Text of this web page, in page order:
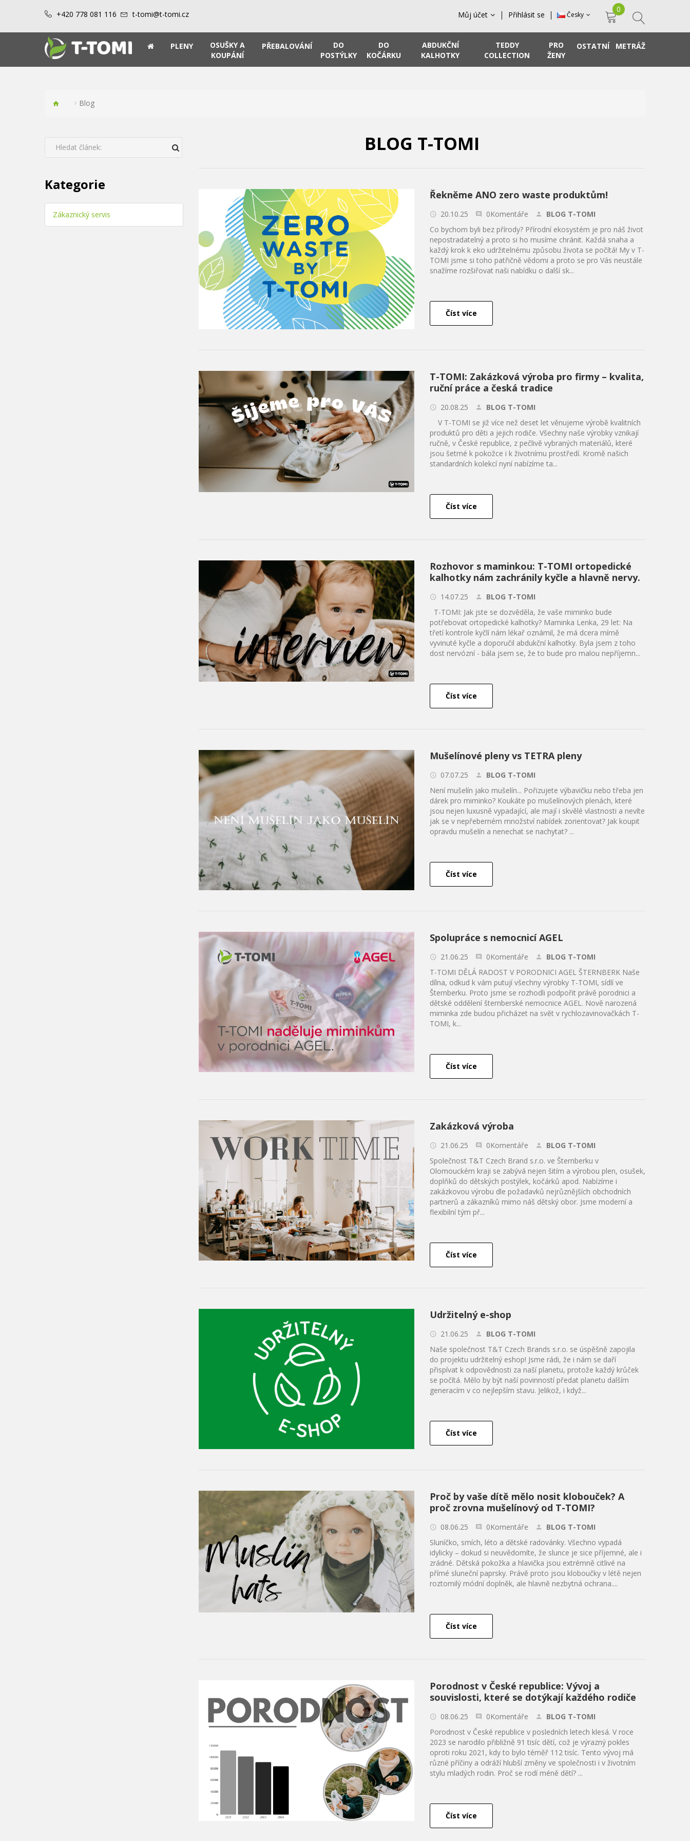
+420 778 081 116 t-tomi@t-tomi.cz Můj účet Přihlásit se Česky
0
PLENY
OSUŠKY A
KOUPÁNÍ
PŘEBALOVÁNÍ
DO
POSTÝLKY
DO
KOČÁRKU
ABDUKČNÍ
KALHOTKY
TEDDY
COLLECTION
PRO
ŽENY
OSTATNÍ METRÁŽ
Blog
Kategorie
Zákaznický servis
BLOG T-TOMI
Řekněme ANO zero waste produktům!
20.10.25 0Komentáře
BLOG T-TOMI
Co bychom byli bez přírody? Přírodní ekosystém je pro náš život
nepostradatelný a proto si ho musíme chránit. Každá snaha a
každý krok k eko udržitelnému způsobu života se počítá! My v T-
TOMI jsme si toho patřičně vědomi a proto se pro Vás neustále
snažíme rozšiřovat naši nabídku o další sk...
Číst více
T-TOMI: Zakázková výroba pro firmy – kvalita,
ruční práce a česká tradice
20.08.25
BLOG T-TOMI
V T-TOMI se již více než deset let věnujeme výrobě kvalitních
produktů pro děti a jejich rodiče. Všechny naše výrobky vznikají
ručně, v České republice, z pečlivě vybraných materiálů, které
jsou šetrné k pokožce i k životnímu prostředí. Kromě našich
standardních kolekcí nyní nabízíme ta...
Číst více
Rozhovor s maminkou: T-TOMI ortopedické
kalhotky nám zachránily kyčle a hlavně nervy.
14.07.25
BLOG T-TOMI
T-TOMI: Jak jste se dozvěděla, že vaše miminko bude
potřebovat ortopedické kalhotky? Maminka Lenka, 29 let: Na
třetí kontrole kyčlí nám lékař oznámil, že má dcera mírně
vyvinuté kyčle a doporučil abdukční kalhotky. Byla jsem z toho
dost nervózní - bála jsem se, že to bude pro malou nepříjemn...
Číst více
Mušelínové pleny vs TETRA pleny
07.07.25
BLOG T-TOMI
Není mušelín jako mušelín... Pořizujete výbavičku nebo třeba jen
dárek pro miminko? Koukáte po mušelínových plenách, které
jsou nejen luxusně vypadající, ale mají i skvělé vlastnosti a nevíte
jak se v nepřeberném množství nabídek zorientovat? Jak koupit
opravdu mušelín a nenechat se nachytat? ...
Číst více
Spolupráce s nemocnicí AGEL
21.06.25 0Komentáře
BLOG T-TOMI
T-TOMI DĚLÁ RADOST V PORODNICI AGEL ŠTERNBERK Naše
dílna, odkud k vám putují všechny výrobky T-TOMI, sídlí ve
Šternberku. Proto jsme se rozhodli podpořit právě porodnici a
dětské oddělení šternberské nemocnice AGEL. Nově narozená
miminka zde budou přicházet na svět v rychlozavinovačkách T-
TOMI, k...
Číst více
Zakázková výroba
21.06.25 0Komentáře
BLOG T-TOMI
Společnost T&T Czech Brand s.r.o. ve Šternberku v
Olomouckém kraji se zabývá nejen šitím a výrobou plen, osušek,
doplňků do dětských postýlek, kočárků apod. Nabízíme i
zakázkovou výrobu dle požadavků nejrůznějších obchodních
partnerů a zákazníků mimo náš dětský obor. Jsme moderní a
flexibilní tým př...
Číst více
Udržitelný e-shop
21.06.25
BLOG T-TOMI
Naše společnost T&T Czech Brands s.r.o. se úspěšně zapojila
do projektu udržitelný eshop! Jsme rádi, že i nám se daří
přispívat k odpovědnosti za naší planetu, protože každý krůček
se počítá. Mělo by být naší povinností předat planetu dalším
generacím v co nejlepším stavu. Jelikož, i když...
Číst více
Proč by vaše dítě mělo nosit klobouček? A
proč zrovna mušelínový od T-TOMI?
08.06.25 0Komentáře
BLOG T-TOMI
Sluníčko, smích, léto a dětské radovánky. Všechno vypadá
idylicky – dokud si neuvědomíte, že slunce je sice příjemné, ale i
zrádné. Dětská pokožka a hlavička jsou extrémně citlivé na
přímé sluneční paprsky. Právě proto jsou kloboučky v létě nejen
roztomilý módní doplněk, ale hlavně nezbytná ochrana....
Číst více
Porodnost v České republice: Vývoj a
souvislosti, které se dotýkají každého rodiče
08.06.25 0Komentáře
BLOG T-TOMI
Porodnost v České republice v posledních letech klesá. V roce
2023 se narodilo přibližně 91 tisíc dětí, což je výrazný pokles
oproti roku 2021, kdy to bylo téměř 112 tisíc. Tento vývoj má
různé příčiny a odráží hlubší změny ve společnosti i v životním
stylu mladých rodin. Proč se rodí méně dětí? ...
Číst více